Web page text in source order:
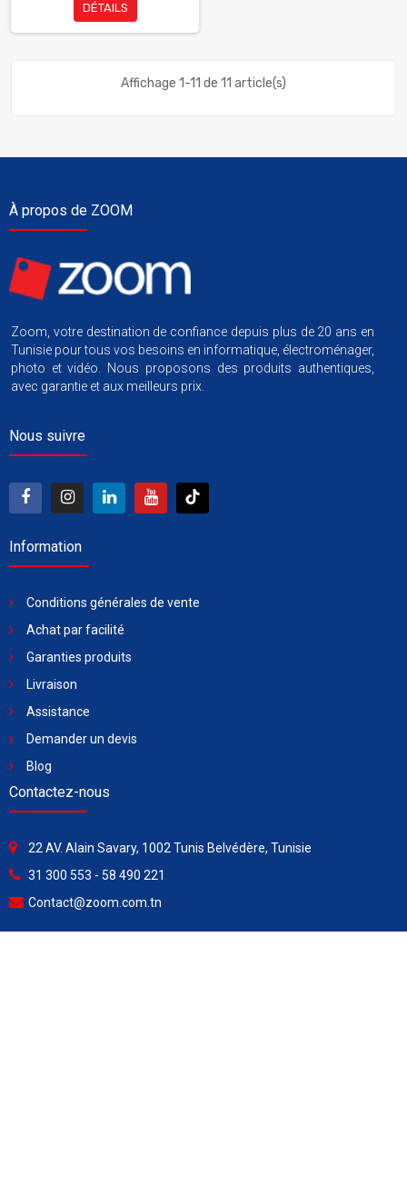
DÉTAILS
Affichage 1-11 de 11 article(s)
À propos de ZOOM
Zoom, votre destination de confiance depuis plus de 20 ans en
Tunisie pour tous vos besoins en informatique, électroménager,
photo et vidéo. Nous proposons des produits authentiques,
avec garantie et aux meilleurs prix.
Nous suivre
Information
Conditions générales de vente
Achat par facilité
Garanties produits
Livraison
Assistance
Demander un devis
Blog
Contactez-nous
22 AV. Alain Savary, 1002 Tunis Belvédère, Tunisie
31 300 553 - 58 490 221
Contact@zoom.com.tn